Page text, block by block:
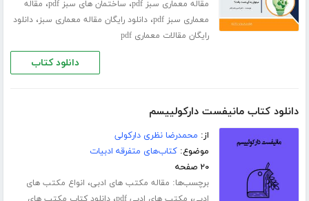
مقاله معماری سبز pdf ، ساختمان های سبز pdf ، مقاله
معماری سبز pdf
،دانلود رایگان مقاله معماری سبز،دانلود
رایگان مقالات معماری pdf
دانلود کتاب
دانلود کتاب مانیفست دارکولییسم
از: محمدرضا نظری دارکولی
موضوع:کتاب‌های متفرقه ادبیات
۲۰ صفحه
برچسب‌ها: مقاله مکتب های ادبی، انواع مکتب های